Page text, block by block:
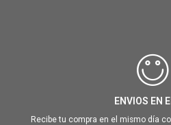
ENVIOS EN
Recibe tu compra en el mismo día